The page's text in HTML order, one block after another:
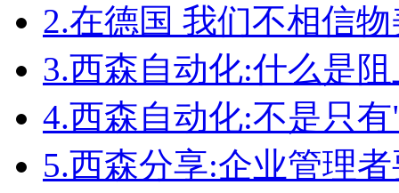
2.在德国 我们不相信
3.西森自动化:什么是
4.西森自动化:不是只
5.西森分享:企业管理